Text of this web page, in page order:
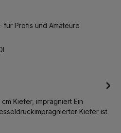
für Profis und Amateure
Kiefer, imprägniert Ein
Kiefer ist